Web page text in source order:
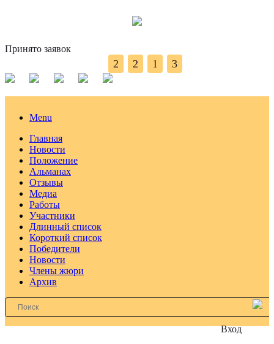
Принято заявок
2 2 1 3
Menu
Главная
Новости
Положение
Альманах
Отзывы
Медиа
Работы
Участники
Длинный список
Короткий список
Победители
Новости
Члены жюри
Архив
Вход